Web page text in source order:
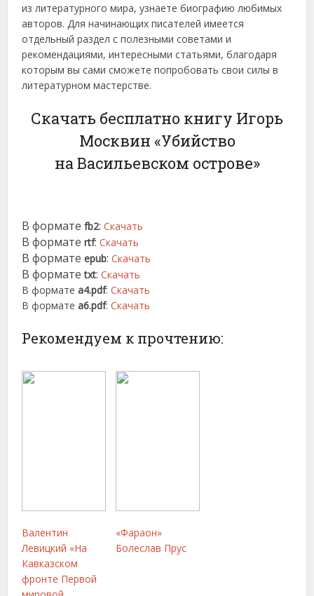
из литературного мира, узнаете биографию любимых
авторов. Для начинающих писателей имеется
отдельный раздел с полезными советами и
рекомендациями, интересными статьями, благодаря
которым вы сами сможете попробовать свои силы в
литературном мастерстве.
Скачать бесплатно книгу Игорь
Москвин «Убийство
на Васильевском острове»
В форматеfb2:Скачать
В форматеrtf:Скачать
В форматеepub:Скачать
В форматеtxt:Скачать
В форматеa4.pdf:Скачать
В форматеa6.pdf:Скачать
Рекомендуем к прочтению:
Валентин
Левицкий «На
Кавказском
фронте Первой
«Фараон»
Болеслав Прус